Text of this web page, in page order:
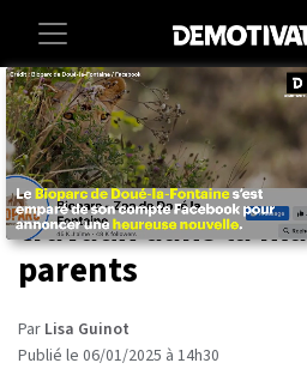
Accueil Societe Insolite
47 ans après, il
cadeau de Noël
travaux dans la
parents
Par Lisa Guinot
Publié le 06/01/2025 à 14h30